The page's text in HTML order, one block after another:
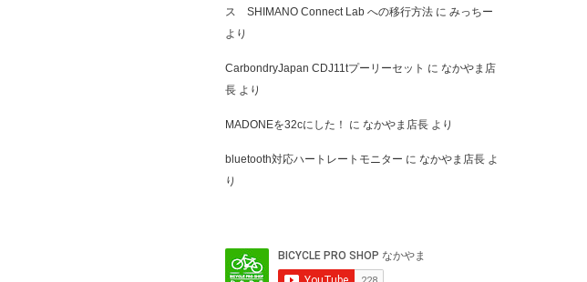
ス SHIMANO Connect Lab への移行方法 に みっちー
より
CarbondryJapan CDJ11tプーリーセット に なかやま店
長 より
MADONEを32cにした！ に なかやま店長 より
bluetooth対応ハートレートモニター に なかやま店長 よ
り